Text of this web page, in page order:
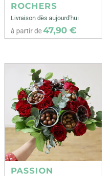
ROCHERS
Livraison dès aujourd'hui
à partir de47,90 €
PASSION